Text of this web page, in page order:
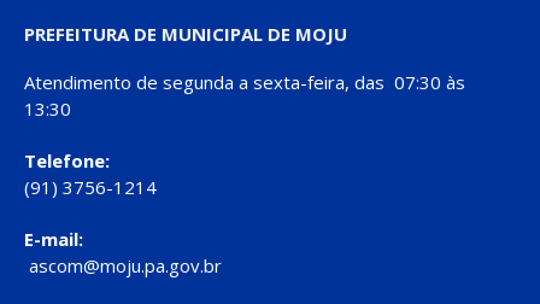
PREFEITURA DE MUNICIPAL DE MOJU
Atendimento de segunda a sexta-feira, das 07:30 às
13:30
Telefone:
(91) 3756-1214
E-mail:
ascom@moju.pa.gov.br